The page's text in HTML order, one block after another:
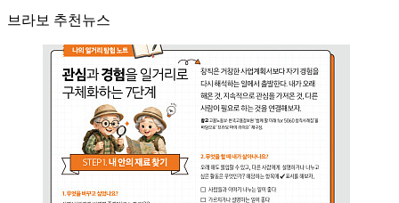
브라보 추천뉴스